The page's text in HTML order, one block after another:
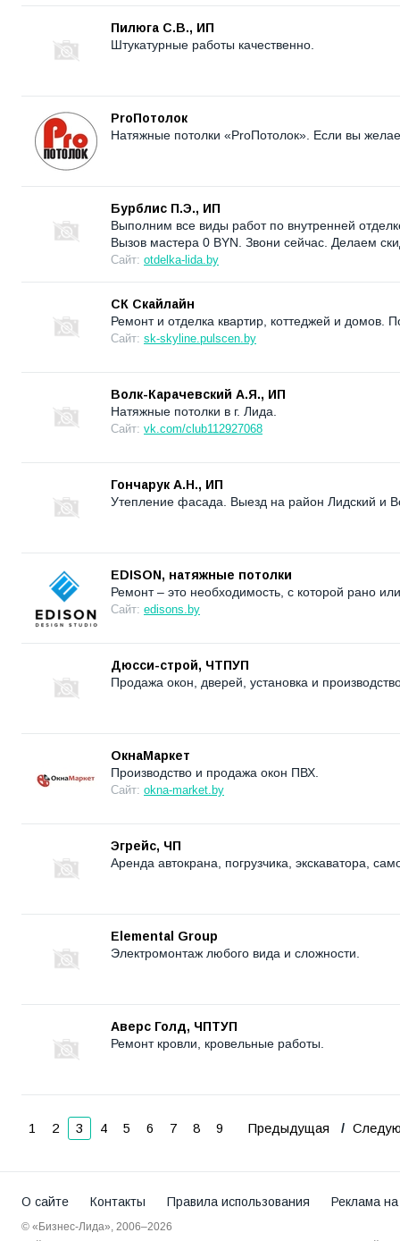
Пилюга С.В., ИП
Штукатурные работы качественно.
ProПотолок
Натяжные потолки «ProПотолок». Если вы
Бурблис П.Э., ИП
Выполним все виды работ по внутренней
Вызов мастера 0 BYN. Звони сейчас. Делаем
Сайт: otdelka-lida.by
СК Скайлайн
Ремонт и отделка квартир, коттеджей и домов.
Сайт: sk-skyline.pulscen.by
Волк-Карачевский А.Я., ИП
Натяжные потолки в г. Лида.
Сайт: vk.com/club112927068
Гончарук А.Н., ИП
Утепление фасада. Выезд на район Лидский и
EDISON, натяжные потолки
Ремонт – это необходимость, с которой рано
Сайт: edisons.by
Дюсси-строй, ЧТПУП
Продажа окон, дверей, установка и
ОкнаМаркет
Производство и продажа окон ПВХ.
Сайт: okna-market.by
Эгрейс, ЧП
Аренда автокрана, погрузчика, экскаватора,
Elemental Group
Электромонтаж любого вида и сложности.
Аверс Голд, ЧПТУП
Ремонт кровли, кровельные работы.
1 2 3 4 5 6 7 8 9 Предыдущая
О сайте Контакты Правила использования Реклама
© «Бизнес-Лида», 2006–2026